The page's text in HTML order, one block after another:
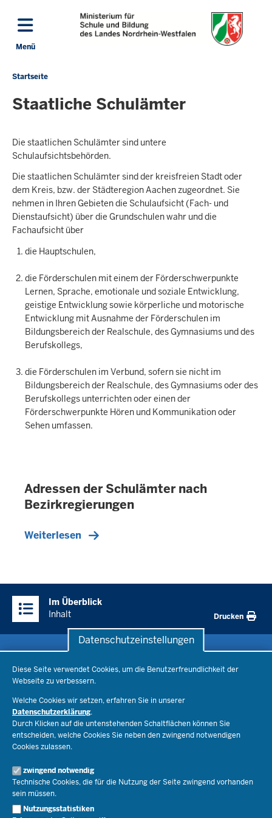
Datenschutzeinstellungen
Diese Seite verwendet Cookies, um die Benutzerfreundlichkeit der
Webseite zu verbessern.
Welche Cookies wir setzen, erfahren Sie in unserer
Datenschutzerklärung.
Durch Klicken auf die untenstehenden Schaltflächen können Sie
entscheiden, welche Cookies Sie neben den zwingend notwendigen
Cookies zulassen.
zwingend notwendig
Technische Cookies, die für die Nutzung der Seite zwingend vorhanden
sein müssen.
Nutzungsstatistiken
Direkt zum Inhalt
Menü
Sie
sich
Startseite
Staatliche Schulämter
Die staatlichen Schulämter sind untere
Schulaufsichtsbehörden.
Die staatlichen Schulämter sind der kreisfreien Stadt oder
dem Kreis, bzw. der Städteregion Aachen zugeordnet. Sie
nehmen in Ihren Gebieten die Schulaufsicht (Fach- und
Dienstaufsicht) über die Grundschulen wahr und die
Fachaufsicht über
die Hauptschulen,
die Förderschulen mit einem der Förderschwerpunkte
Lernen, Sprache, emotionale und soziale Entwicklung,
geistige Entwicklung sowie körperliche und motorische
Entwicklung mit Ausnahme der Förderschulen im
Bildungsbereich der Realschule, des Gymnasiums und des
Berufskollegs,
die Förderschulen im Verbund, sofern sie nicht im
Bildungsbereich der Realschule, des Gymnasiums oder des
Berufskollegs unterrichten oder einen der
Förderschwerpunkte Hören und Kommunikation oder
Sehen umfassen.
I
N
H
L
T
E
Adressen der Schulämter nach
Bezirkregierungen
Weiterlesen
Inhalte
Im Überblick
Inhalt
Drucken
Bildungsthemen
Lehrkräfte
Recht
Schulleben
Ministerium
Ministerin Dorothee Feller
Staatssekretär Dr. Urban Mauer
Open Government
Bibliothek
Veranstaltungen
Geschäftsbereich
Presse
Pressefotos
Social Media
Pressekontakt
Service
Schule(n) suchen
Kontakt